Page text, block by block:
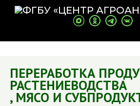
ПЕРЕРАБОТКА
РАСТЕНИЕВОДСТВА
, МЯСО И